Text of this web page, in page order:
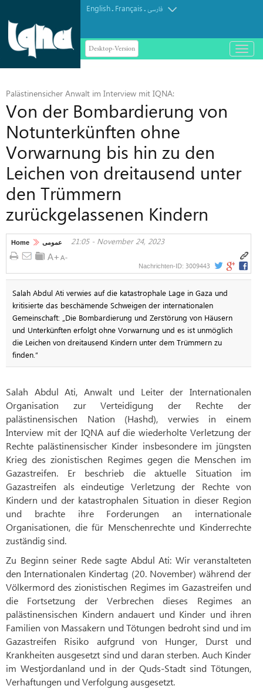
English. Français.فارسی
Desktop-Version
باز
و
Palästinensicher Anwalt im Interview mit IQNA:
Von der Bombardierung von
Notunterkünften ohne
Vorwarnung bis hin zu den
Leichen von dreitausend unter
den Trümmern
zurückgelassenen Kindern
Home عمومی 21:05 - November 24, 2023
Nachrichten-ID: 3009443
Salah Abdul Ati verwies auf die katastrophale Lage in Gaza und
kritisierte das beschämende Schweigen der internationalen
Gemeinschaft: „Die Bombardierung und Zerstörung von Häusern
und Unterkünften erfolgt ohne Vorwarnung und es ist unmöglich
die Leichen von dreitausend Kindern unter dem Trümmern zu
finden.“
Salah Abdul Ati, Anwalt und Leiter der Internationalen
Organisation zur Verteidigung der Rechte der
palästinensischen Nation (Hashd), verwies in einem
Interview mit der IQNA auf die wiederholte Verletzung der
Rechte palästinensischer Kinder insbesondere im jüngsten
Krieg des zionistischen Regimes gegen die Menschen im
Gazastreifen. Er beschrieb die aktuelle Situation im
Gazastreifen als eindeutige Verletzung der Rechte von
Kindern und der katastrophalen Situation in dieser Region
und brachte ihre Forderungen an internationale
Organisationen, die für Menschenrechte und Kinderrechte
zuständig sind.
Zu Beginn seiner Rede sagte Abdul Ati: Wir veranstalteten
den Internationalen Kindertag (20. November) während der
Völkermord des zionistischen Regimes im Gazastreifen und
die Fortsetzung der Verbrechen dieses Regimes an
palästinensischen Kindern andauert und Kinder und ihren
Familien von Massakern und Tötungen bedroht sind und im
Gazastreifen Risiko aufgrund von Hunger, Durst und
Krankheiten ausgesetzt sind und daran sterben. Auch Kinder
im Westjordanland und in der Quds-Stadt sind Tötungen,
Verhaftungen und Verfolgung ausgesetzt.